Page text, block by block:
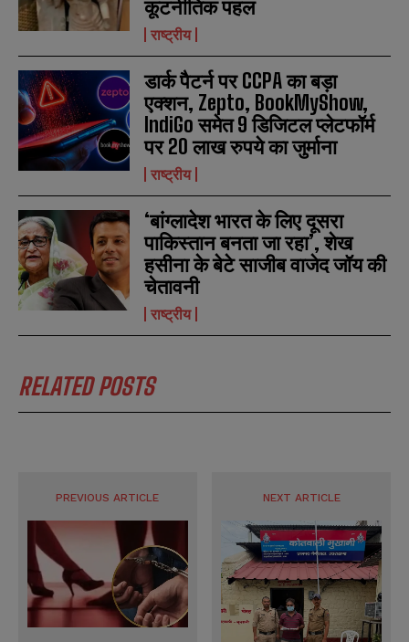
N
a
m
e
E
a
i
l
*
N
m
e
SUBMIT
N
a
m
e
E
a
i
l
*
N
m
e
SUBMIT
कूटनीतिक पहल
राष्ट्रीय
डार्क पैटर्न पर CCPA का बड़ा
एक्शन, Zepto, BookMyShow,
IndiGo समेत 9 डिजिटल प्लेटफॉर्म
पर 20 लाख रुपये का जुर्माना
राष्ट्रीय
‘बांग्लादेश भारत के लिए दूसरा
पाकिस्तान बनता जा रहा’, शेख
हसीना के बेटे साजीब वाजेद जॉय की
चेतावनी
राष्ट्रीय
RELATED POSTS
PREVIOUS ARTICLE NEXT ARTICLE